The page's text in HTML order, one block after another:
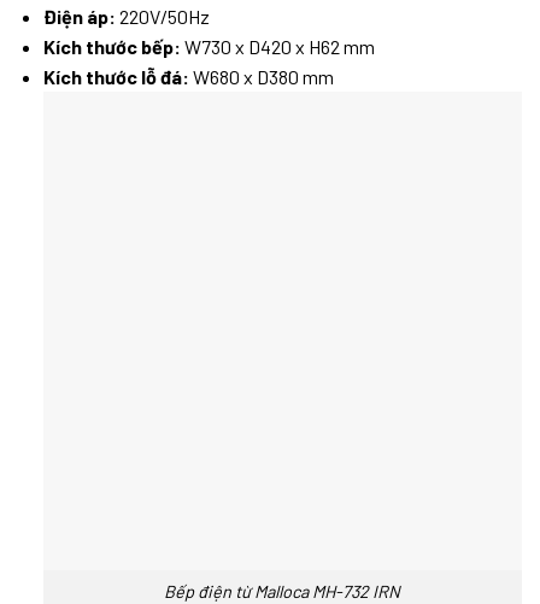
Điện áp: 220V/50Hz
Kích thước bếp: W730 x D420 x H62 mm
Kích thước lỗ đá: W680 x D380 mm
Bếp điện từ Malloca MH-732 IRN